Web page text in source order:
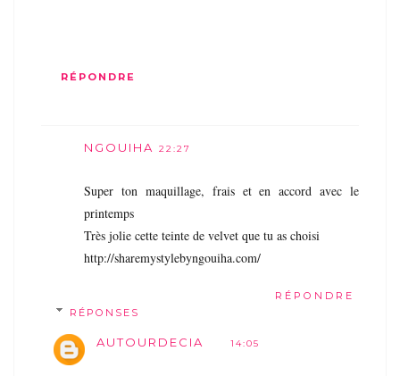
RÉPONDRE
NGOUIHA 22:27
Super ton maquillage, frais et en accord avec le
printemps
Très jolie cette teinte de velvet que tu as choisi
http://sharemystylebyngouiha.com/
RÉPONDRE
RÉPONSES
AUTOURDECIA 14:05